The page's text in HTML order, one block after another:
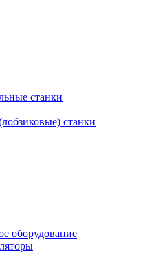
станки
станки
оборудование